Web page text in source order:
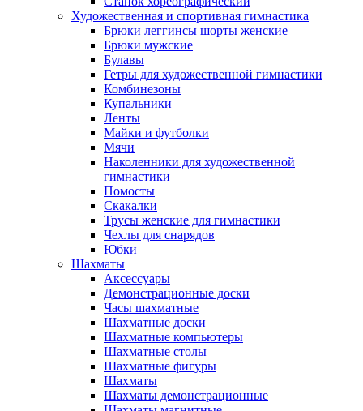
Художественная и спортивная гимнастика
Брюки леггинсы шорты женские
Брюки мужские
Булавы
Гетры для художественной гимнастики
Комбинезоны
Купальники
Ленты
Майки и футболки
Мячи
Наколенники для художественной
гимнастики
Помосты
Скакалки
Трусы женские для гимнастики
Чехлы для снарядов
Юбки
Шахматы
Аксессуары
Демонстрационные доски
Часы шахматные
Шахматные доски
Шахматные компьютеры
Шахматные столы
Шахматные фигуры
Шахматы
Шахматы демонстрационные